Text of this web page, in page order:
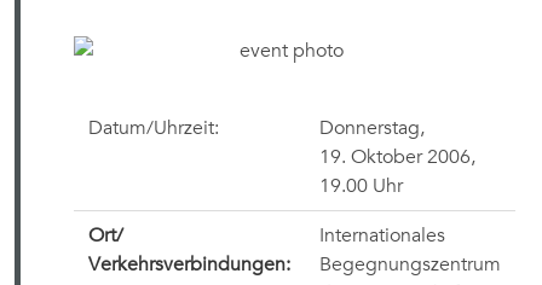
Datum/Uhrzeit:
Donnerstag,
19. Oktober 2006,
19.00 Uhr
Ort/
Verkehrsverbindungen:
Internationales
Begegnungszentrum